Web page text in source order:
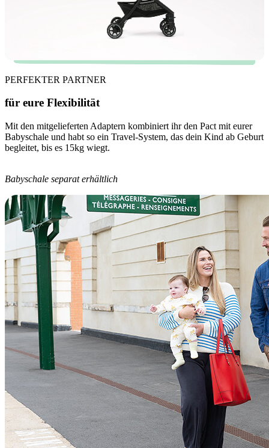
PERFEKTER PARTNER
für eure Flexibilität
Mit den mitgelieferten Adaptern kombiniert ihr den Pact mit eurer
Babyschale und habt so ein Travel-System, das dein Kind ab Geburt
begleitet, bis es 15kg wiegt.
Babyschale separat erhältlich